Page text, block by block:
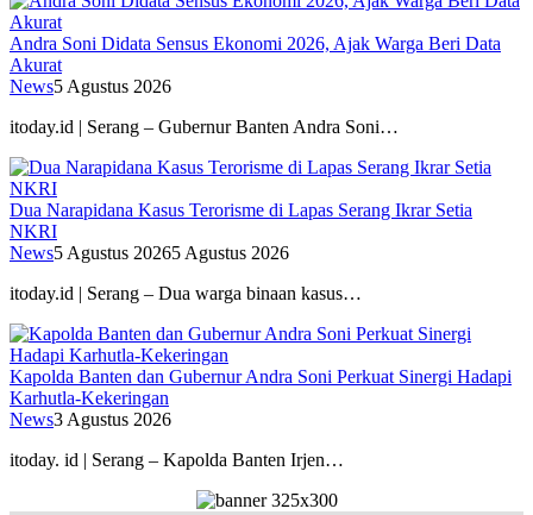
Andra Soni Didata Sensus Ekonomi 2026, Ajak Warga Beri Data
Akurat
News5 Agustus 2026
itoday.id | Serang – Gubernur Banten Andra Soni…
Dua Narapidana Kasus Terorisme di Lapas Serang Ikrar Setia
NKRI
News5 Agustus 20265 Agustus 2026
itoday.id | Serang – Dua warga binaan kasus…
Kapolda Banten dan Gubernur Andra Soni Perkuat Sinergi Hadapi
Karhutla-Kekeringan
News3 Agustus 2026
itoday. id | Serang – Kapolda Banten Irjen…